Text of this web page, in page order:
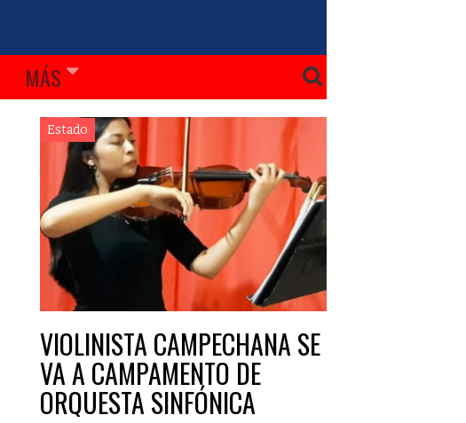
MÁS
Estado
VIOLINISTA CAMPECHANA SE
VA A CAMPAMENTO DE
ORQUESTA SINFÓNICA